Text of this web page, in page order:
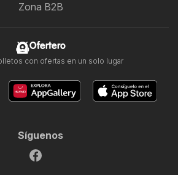
Zona B2B
Ofertero
con ofertas en un solo lugar
Síguenos